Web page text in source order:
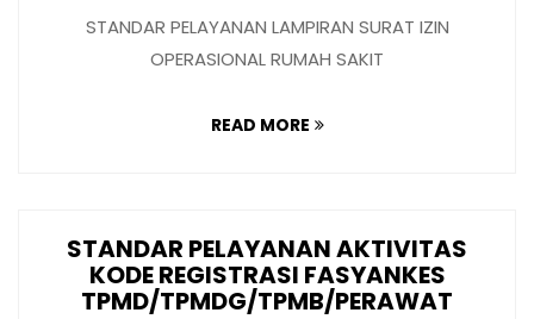
STANDAR PELAYANAN LAMPIRAN SURAT IZIN
OPERASIONAL RUMAH SAKIT
READ MORE
STANDAR PELAYANAN AKTIVITAS
KODE REGISTRASI FASYANKES
TPMD/TPMDG/TPMB/PERAWAT